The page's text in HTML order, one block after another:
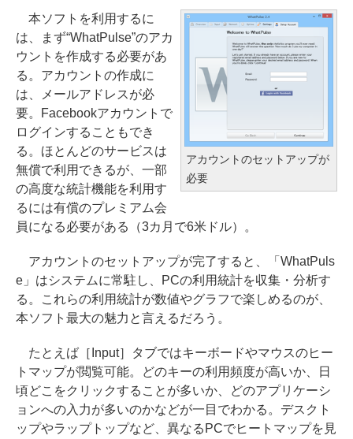
アカウントのセットアップが
必要
本ソフトを利用するに
は、まず“WhatPulse”のアカ
ウントを作成する必要があ
る。アカウントの作成に
は、メールアドレスが必
要。Facebookアカウントで
ログインすることもでき
る。ほとんどのサービスは
無償で利用できるが、一部
の高度な統計機能を利用す
るには有償のプレミアム会
員になる必要がある（3カ月で6米ドル）。
アカウントのセットアップが完了すると、「WhatPuls
e」はシステムに常駐し、PCの利用統計を収集・分析す
る。これらの利用統計が数値やグラフで楽しめるのが、
本ソフト最大の魅力と言えるだろう。
たとえば［Input］タブではキーボードやマウスのヒー
トマップが閲覧可能。どのキーの利用頻度が高いか、日
頃どこをクリックすることが多いか、どのアプリケーシ
ョンへの入力が多いのかなどが一目でわかる。デスクト
ップやラップトップなど、異なるPCでヒートマップを見